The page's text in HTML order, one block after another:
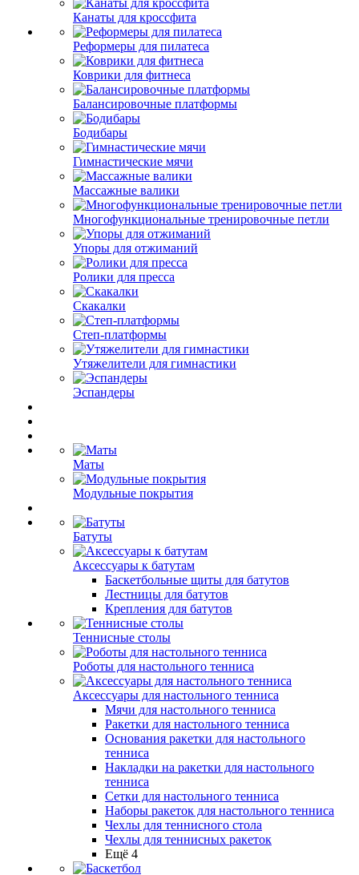
Канаты для кроссфита
Реформеры для пилатеса
Коврики для фитнеса
Балансировочные платформы
Бодибары
Гимнастические мячи
Массажные валики
Многофункциональные тренировочные петли
Упоры для отжиманий
Ролики для пресса
Скакалки
Степ-платформы
Утяжелители для гимнастики
Эспандеры
Маты
Модульные покрытия
Батуты
Аксессуары к батутам
Баскетбольные щиты для батутов
Лестницы для батутов
Крепления для батутов
Теннисные столы
Роботы для настольного тенниса
Аксессуары для настольного тенниса
Мячи для настольного тенниса
Ракетки для настольного тенниса
Основания ракетки для настольного
тенниса
Накладки на ракетки для настольного
тенниса
Сетки для настольного тенниса
Наборы ракеток для настольного тенниса
Чехлы для теннисного стола
Чехлы для теннисных ракеток
Ещё 4